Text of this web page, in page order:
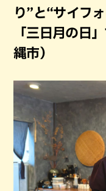
り”と“サイフ
「三日月の日
縄市）